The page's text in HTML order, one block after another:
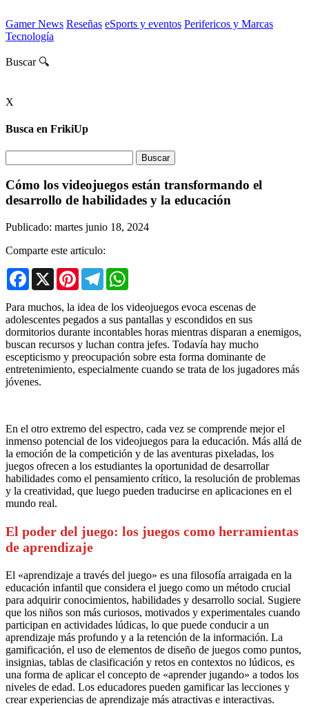
Gamer News Reseñas eSports y eventos Perifericos y Marcas
Tecnología
Buscar 🔍
X
Busca en FrikiUp
Cómo los videojuegos están transformando el
desarrollo de habilidades y la educación
Publicado: martes junio 18, 2024
Comparte este articulo:
Facebook
X PinterestTelegram
Para muchos, la idea de los videojuegos evoca escenas de
adolescentes pegados a sus pantallas y escondidos en sus
dormitorios durante incontables horas mientras disparan a enemigos,
buscan recursos y luchan contra jefes. Todavía hay mucho
escepticismo y preocupación sobre esta forma dominante de
entretenimiento, especialmente cuando se trata de los jugadores más
jóvenes.
En el otro extremo del espectro, cada vez se comprende mejor el
inmenso potencial de los videojuegos para la educación. Más allá de
la emoción de la competición y de las aventuras pixeladas, los
juegos ofrecen a los estudiantes la oportunidad de desarrollar
habilidades como el pensamiento crítico, la resolución de problemas
y la creatividad, que luego pueden traducirse en aplicaciones en el
mundo real.
El poder del juego: los juegos como herramientas
de aprendizaje
El «aprendizaje a través del juego» es una filosofía arraigada en la
educación infantil que considera el juego como un método crucial
para adquirir conocimientos, habilidades y desarrollo social. Sugiere
que los niños son más curiosos, motivados y experimentales cuando
participan en actividades lúdicas, lo que puede conducir a un
aprendizaje más profundo y a la retención de la información. La
gamificación, el uso de elementos de diseño de juegos como puntos,
insignias, tablas de clasificación y retos en contextos no lúdicos, es
una forma de aplicar el concepto de «aprender jugando» a todos los
niveles de edad. Los educadores pueden gamificar las lecciones y
crear experiencias de aprendizaje más atractivas e interactivas.